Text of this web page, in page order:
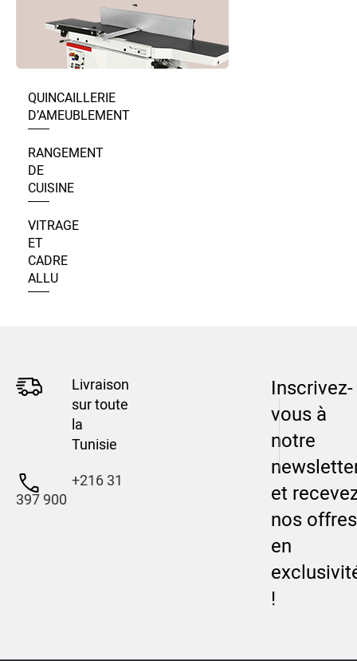
QUINCAILLERIE
D’AMEUBLEMENT
RANGEMENT
DE
CUISINE
VITRAGE
ET
CADRE
ALLU
Livraison
sur toute
la
Tunisie
+216 31
397 900
Inscrivez-
vous à
notre
et
nos offres
en
!